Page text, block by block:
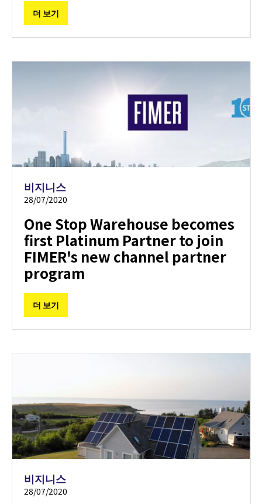
더 보기
비지니스
28/07/2020
One Stop Warehouse becomes
first Platinum Partner to join
FIMER's new channel partner
program
더 보기
비지니스
28/07/2020